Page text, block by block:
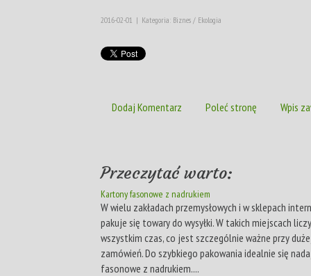
2016-02-01 | Kategoria: Biznes / Ekologia
Dodaj Komentarz Poleć stronę Wpis
Przeczytać warto:
Kartony fasonowe z nadrukiem
W wielu zakładach przemysłowych i w sklepach
pakuje się towary do wysyłki. W takich miejscach
wszystkim czas, co jest szczególnie ważne przy
zamówień. Do szybkiego pakowania idealnie się
fasonowe z nadrukiem....